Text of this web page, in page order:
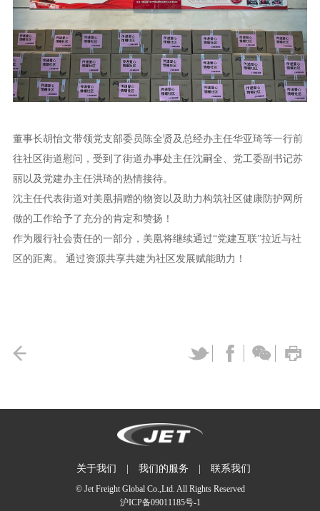
董事长胡怡文带领党支部委员陈全贤及总经办主任华亚琦等一行前
往社区街道慰问，受到了街道办事处主任沈嗣全、党工委副书记苏
丽以及党建办主任洪琦的热情接待。
沈主任代表街道对美凰捐赠的物资以及助力构筑社区健康防护网所
做的工作给予了充分的肯定和赞扬！
作为履行社会责任的一部分，美凰将继续通过“党建互联”拉近与社
区的距离。 通过资源共享共建为社区发展赋能助力！
关于我们 | 我们的服务 | 联系我们
© Jet Freight Global Co.,Ltd. All Rights Reserved
沪ICP备09011185号-1